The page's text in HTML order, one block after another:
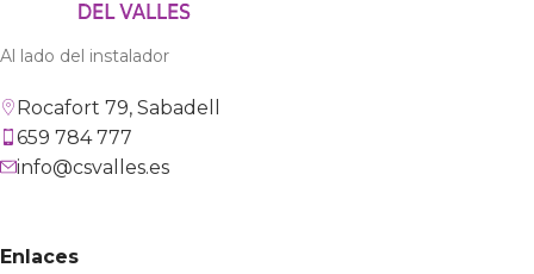
Al lado del instalador
Rocafort 79, Sabadell
659 784 777
info@csvalles.es
Enlaces